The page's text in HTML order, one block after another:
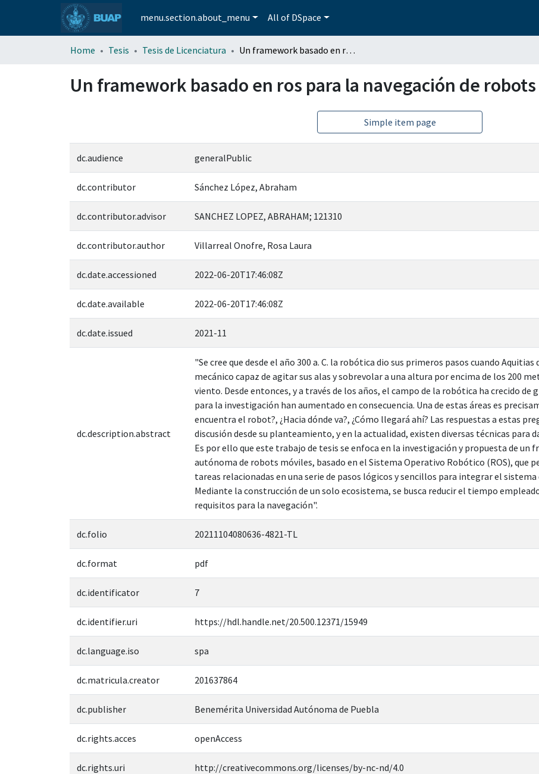
menu.section.about_menu All of DSpace
Home Tesis Tesis de Licenciatura Un framework basado en ros para la navegación de robots móviles autónomos
Un framework basado en ros para la navegación de
Simple item page
dc.audience generalPublic
dc.contributor Sánchez López, Abraham
dc.contributor.advisor SANCHEZ LOPEZ, ABRAHAM; 121310
dc.contributor.author Villarreal Onofre, Rosa Laura
dc.date.accessioned 2022-06-20T17:46:08Z
dc.date.available 2022-06-20T17:46:08Z
dc.date.issued 2021-11
dc.description.abstract
"Se cree que desde el año 300 a. C. la robótica dio sus primeros pasos cuando
mecánico capaz de agitar sus alas y sobrevolar a una altura por encima de los 200
viento. Desde entonces, y a través de los años, el campo de la robótica ha crecido de
para la investigación han aumentado en consecuencia. Una de estas áreas es
encuentra el robot?, ¿Hacia dónde va?, ¿Cómo llegará ahí? Las respuestas a estas
discusión desde su planteamiento, y en la actualidad, existen diversas técnicas para
Es por ello que este trabajo de tesis se enfoca en la investigación y propuesta de un
autónoma de robots móviles, basado en el Sistema Operativo Robótico (ROS), que
tareas relacionadas en una serie de pasos lógicos y sencillos para integrar el
Mediante la construcción de un solo ecosistema, se busca reducir el tiempo
requisitos para la navegación".
dc.folio 20211104080636-4821-TL
dc.format pdf
dc.identificator 7
dc.identifier.uri https://hdl.handle.net/20.500.12371/15949
dc.language.iso spa
dc.matricula.creator 201637864
dc.publisher Benemérita Universidad Autónoma de Puebla
dc.rights.acces openAccess
dc.rights.uri http://creativecommons.org/licenses/by-nc-nd/4.0